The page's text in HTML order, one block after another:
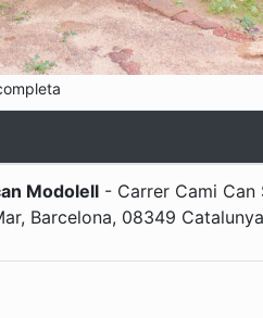
Modolell - Carrer Cami Can
Barcelona, 08349 Catalunya